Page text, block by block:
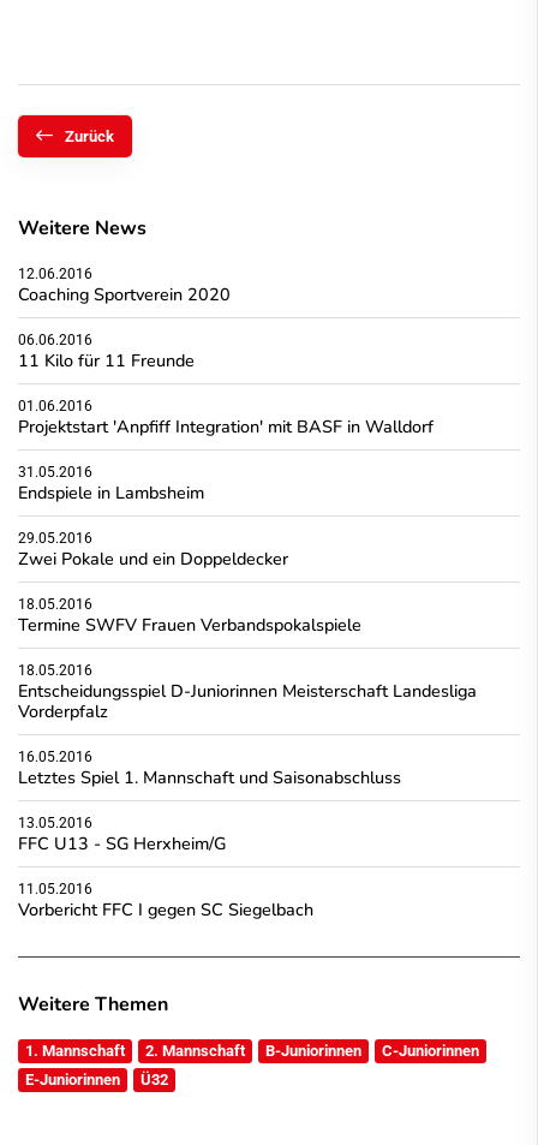
Zurück
Weitere News
12.06.2016
Coaching Sportverein 2020
06.06.2016
11 Kilo für 11 Freunde
01.06.2016
Projektstart 'Anpfiff Integration' mit BASF in Walldorf
31.05.2016
Endspiele in Lambsheim
29.05.2016
Zwei Pokale und ein Doppeldecker
18.05.2016
Termine SWFV Frauen Verbandspokalspiele
18.05.2016
Entscheidungsspiel D-Juniorinnen Meisterschaft Landesliga
Vorderpfalz
16.05.2016
Letztes Spiel 1. Mannschaft und Saisonabschluss
13.05.2016
FFC U13 - SG Herxheim/G
11.05.2016
Vorbericht FFC I gegen SC Siegelbach
Weitere Themen
1. Mannschaft 2. Mannschaft B-Juniorinnen
C-Juniorinnen
E-Juniorinnen
Ü32